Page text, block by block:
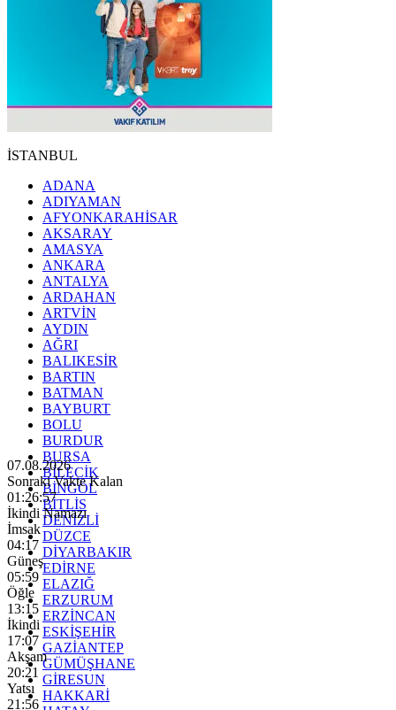
İSTANBUL
ADANA
ADIYAMAN
AFYONKARAHİSAR
AKSARAY
AMASYA
ANKARA
ANTALYA
ARDAHAN
ARTVİN
AYDIN
AĞRI
BALIKESİR
BARTIN
BATMAN
BAYBURT
BOLU
BURDUR
BURSA
BİLECİK
BİNGÖL
BİTLİS
DENİZLİ
DÜZCE
DİYARBAKIR
EDİRNE
ELAZIĞ
ERZURUM
ERZİNCAN
ESKİŞEHİR
GAZİANTEP
GÜMÜŞHANE
GİRESUN
HAKKARİ
07.08.2026
Sonraki Vakte Kalan
01:26:55
İkindi Namazı
İmsak
04:17
Güneş
05:59
Öğle
13:15
İkindi
17:07
Akşam
20:21
Yatsı
21:56